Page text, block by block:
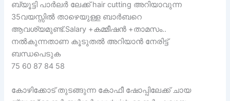
ബ്യൂട്ടി പാർലർ ലേക്ക് hair cutting അറിയാവുന്ന
35വയസ്സിൽ താഴെയുള്ള ബാർബറെ
ആവശ്യമുണ്ട്.Salary +കമ്മീഷൻ +താമസം..
നൽകുന്നതാണ കൂടുതൽ അറിയാൻ നേരിട്ട്
ബന്ധപെടുക
75 60 87 84 58
കോഴിക്കോട് തുടങ്ങുന്ന കോഫീ ഷോപ്പിലേക്ക് ചായ